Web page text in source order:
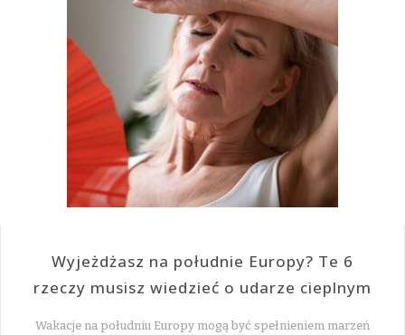
Wyjeżdżasz na południe Europy? Te 6
rzeczy musisz wiedzieć o udarze cieplnym
Wakacje na południu Europy mogą być spełnieniem marzeń